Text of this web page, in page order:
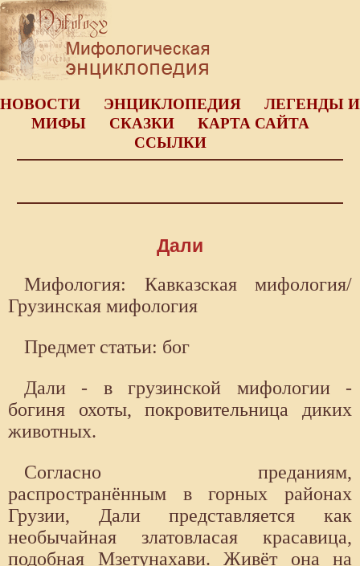
НОВОСТИ ЭНЦИКЛОПЕДИЯ
ЛЕГЕНДЫ И
МИФЫ
СКАЗКИ
КАРТА САЙТА
ССЫЛКИ
Дали
Мифология: Кавказская мифология/
Грузинская мифология
Предмет статьи: бог
Дали - в грузинской мифологии -
богиня охоты, покровительница диких
животных.
Согласно преданиям,
распространённым в горных районах
Грузии, Дали представляется как
необычайная златовласая красавица,
подобная Мзетунахави. Живёт она на